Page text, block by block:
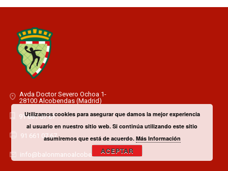
Avda Doctor Severo Ochoa 1-
28100 Alcobendas (Madrid)
91 661 07 67
91 661 07 67
info@balonmanoalcobendas.es
Utilizamos cookies para asegurar que damos la mejor experiencia
al usuario en nuestro sitio web. Si continúa utilizando este sitio
asumiremos que está de acuerdo. Más Información
ACEPTAR